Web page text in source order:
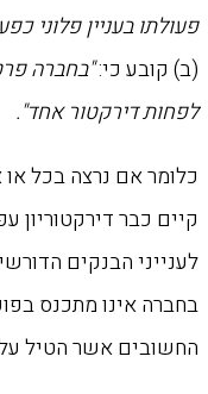
פעולתו בעניין פלוני
(ב) קובע כי:"בחברה
לפחות דירקטור אחד".
כלומר אם נרצה בכל
קיים כבר דירקטוריון
לענייני הבנקים
בחברה אינו מתכנס
החשובים אשר הטיל